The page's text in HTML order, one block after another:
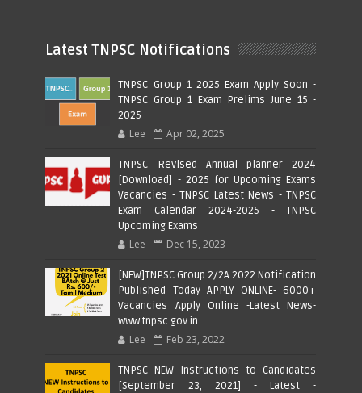
Latest TNPSC Notifications
TNPSC Group 1 2025 Exam Apply Soon -
TNPSC Group 1 Exam Prelims June 15 -
2025
Lee Apr 02, 2025
TNPSC Revised Annual planner 2024
[Download] - 2025 for Upcoming Exams
Vacancies - TNPSC Latest News - TNPSC
Exam Calendar 2024-2025 - TNPSC
Upcoming Exams
Lee Dec 15, 2023
[NEW]TNPSC Group 2/2A 2022 Notification
Published Today APPLY ONLINE- 6000+
Vacancies Apply Online -Latest News-
www.tnpsc.gov.in
Lee Feb 23, 2022
TNPSC NEW Instructions to Candidates
[September 23, 2021] - Latest -